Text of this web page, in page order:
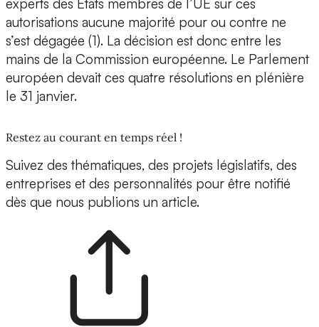
experts des États membres de l’UE sur ces
autorisations aucune majorité pour ou contre ne
s’est dégagée (1). La décision est donc entre les
mains de la Commission européenne. Le Parlement
européen devait ces quatre résolutions en plénière
le 31 janvier.
Restez au courant en temps réel !
Suivez des thématiques, des projets législatifs, des
entreprises et des personnalités pour être notifié
dès que nous publions un article.